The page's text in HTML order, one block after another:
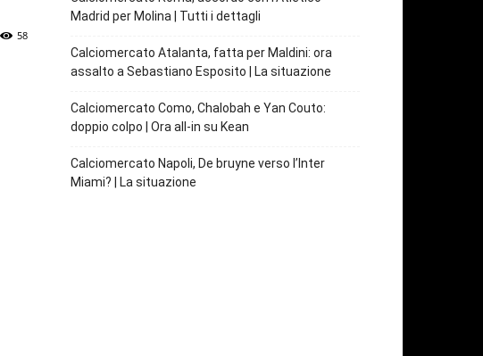
58
Madrid per Molina | Tutti i dettagli
Calciomercato Atalanta, fatta per Maldini: ora
assalto a Sebastiano Esposito | La situazione
Calciomercato Como, Chalobah e Yan Couto:
doppio colpo | Ora all-in su Kean
Calciomercato Napoli, De bruyne verso l’Inter
Miami? | La situazione